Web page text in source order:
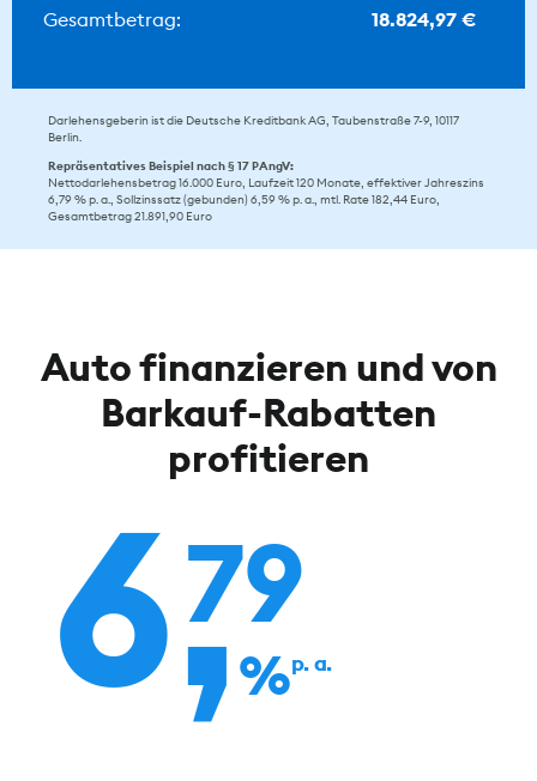
Gesamtbetrag:
18.824,97 €
Darlehensgeberin ist die Deutsche Kreditbank AG, Taubenstraße 7-9, 10117
Berlin.
Repräsentatives Beispiel nach § 17 PAngV:
Nettodarlehensbetrag 16.000 Euro, Laufzeit 120 Monate, effektiver Jahreszins
6,79 % p. a., Sollzinssatz (gebunden) 6,59 % p. a., mtl. Rate 182,44 Euro,
Gesamtbetrag 21.891,90 Euro
Auto finanzieren und von
Barkauf-Rabatten
profitieren
6,
79
%p. a.